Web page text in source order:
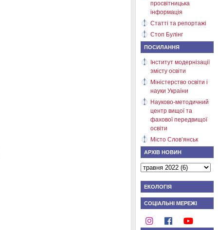
просвітницька
інформація
Статті та репортажі
Стоп Булінг
ПОСИЛАННЯ
Інститут модернізації
змісту освіти
Міністерство освіти і
науки України
Науково-методичний
центр вищої та
фахової передвищої
освіти
Місто Слов’янськ
АРХІВ НОВИН
ЕКОЛОГІЯ
СОЦІАЛЬНІ МЕРЕЖІ